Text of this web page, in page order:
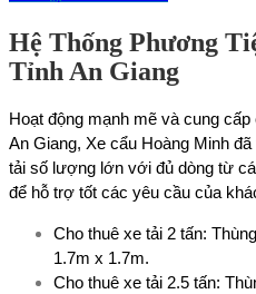
Hệ Thống Phương
Tỉnh An Giang
Hoạt động mạnh mẽ và cung
An Giang, Xe cẩu Hoàng Minh
tải số lượng lớn với đủ dòng từ
để hỗ trợ tốt các yêu cầu của
Cho thuê xe tải 2 tấn:
1.7m x 1.7m.
Cho thuê xe tải 2.5 tấn: